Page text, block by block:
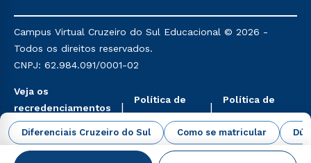
Diferenciais Cruzeiro do Sul Como se matricular
mencionadas são referentes aos cursos: Ensino
Religioso, Geografia para a Docência e Metodologia
do Ensino de História: Questões Atuais.
Campus Virtual Cruzeiro do Sul Educacional © 2026 -
Todos os direitos reservados.
CNPJ: 62.984.091/0001-02
Veja os
recredenciamentos
aqui
Política de
Privacidade
Política de
Cookies